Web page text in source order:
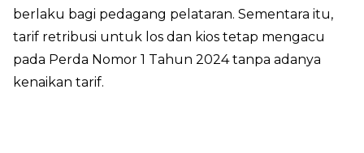
berlaku bagi pedagang pelataran. Sementara itu,
tarif retribusi untuk los dan kios tetap mengacu
pada Perda Nomor 1 Tahun 2024 tanpa adanya
kenaikan tarif.